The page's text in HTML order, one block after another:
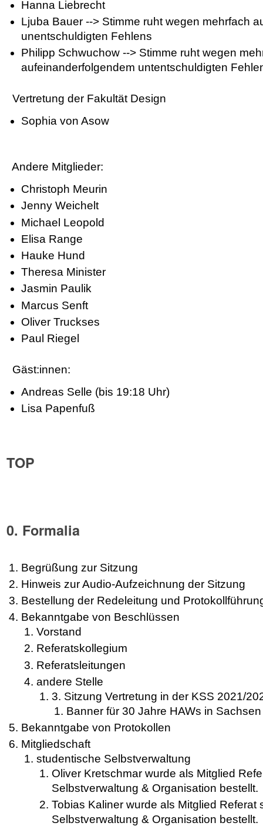
Hanna Liebrecht
Ljuba Bauer --> Stimme ruht wegen mehrfach
unentschuldigten Fehlens
Philipp Schwuchow --> Stimme ruht wegen
aufeinanderfolgendem untentschuldigten
Vertretung der Fakultät Design
Sophia von Asow
Andere Mitglieder:
Christoph Meurin
Jenny Weichelt
Michael Leopold
Elisa Range
Hauke Hund
Theresa Minister
Jasmin Paulik
Marcus Senft
Oliver Truckses
Paul Riegel
Gäst:innen:
Andreas Selle (bis 19:18 Uhr)
Lisa Papenfuß
TOP
0. Formalia
Begrüßung zur Sitzung
Hinweis zur Audio-Aufzeichnung der Sitzung
Bestellung der Redeleitung und
Bekanntgabe von Beschlüssen
Vorstand
Referatskollegium
Referatsleitungen
andere Stelle
3. Sitzung Vertretung in der KSS 2021/
Banner für 30 Jahre HAWs in Sachsen
Bekanntgabe von Protokollen
Mitgliedschaft
studentische Selbstverwaltung
Oliver Kretschmar wurde als Mitglied
Selbstverwaltung & Organisation bestellt.
Tobias Kaliner wurde als Mitglied Referat
Selbstverwaltung & Organisation bestellt.